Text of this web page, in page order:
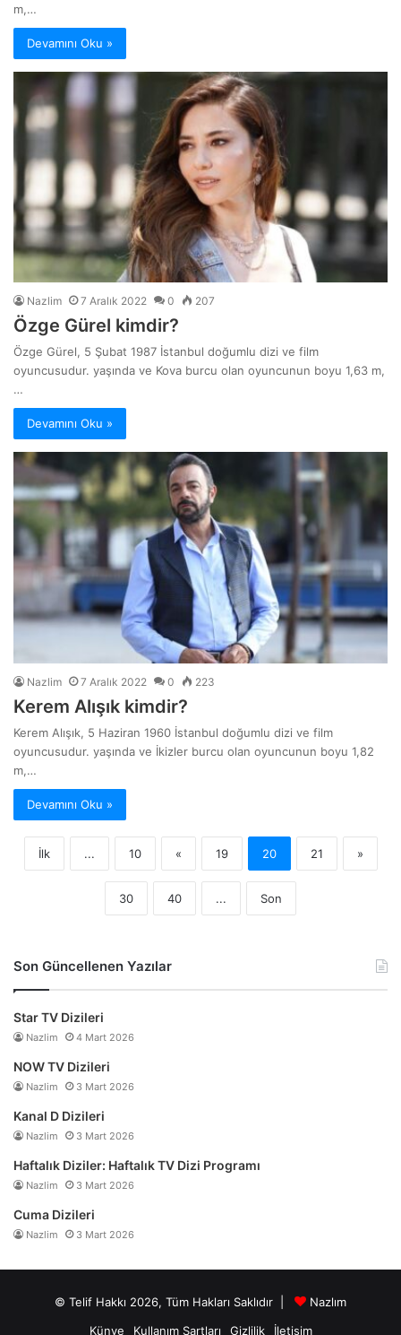
m,…
Devamını Oku »
Nazlim 7 Aralık 2022 0 207
Özge Gürel kimdir?
Özge Gürel, 5 Şubat 1987 İstanbul doğumlu dizi ve film
oyuncusudur. yaşında ve Kova burcu olan oyuncunun boyu 1,63 m,
…
Devamını Oku »
Nazlim 7 Aralık 2022 0 223
Kerem Alışık kimdir?
Kerem Alışık, 5 Haziran 1960 İstanbul doğumlu dizi ve film
oyuncusudur. yaşında ve İkizler burcu olan oyuncunun boyu 1,82
m,…
Devamını Oku »
İlk ... 10 « 19 20 21 »
30 40 ... Son
Son Güncellenen Yazılar
Star TV Dizileri
Nazlim 4 Mart 2026
NOW TV Dizileri
Nazlim 3 Mart 2026
Kanal D Dizileri
Nazlim 3 Mart 2026
Haftalık Diziler: Haftalık TV Dizi Programı
Nazlim 3 Mart 2026
Cuma Dizileri
Nazlim 3 Mart 2026
© Telif Hakkı 2026, Tüm Hakları Saklıdır |
Nazlım
Künye
Kullanım Şartları Gizlilik İletişim